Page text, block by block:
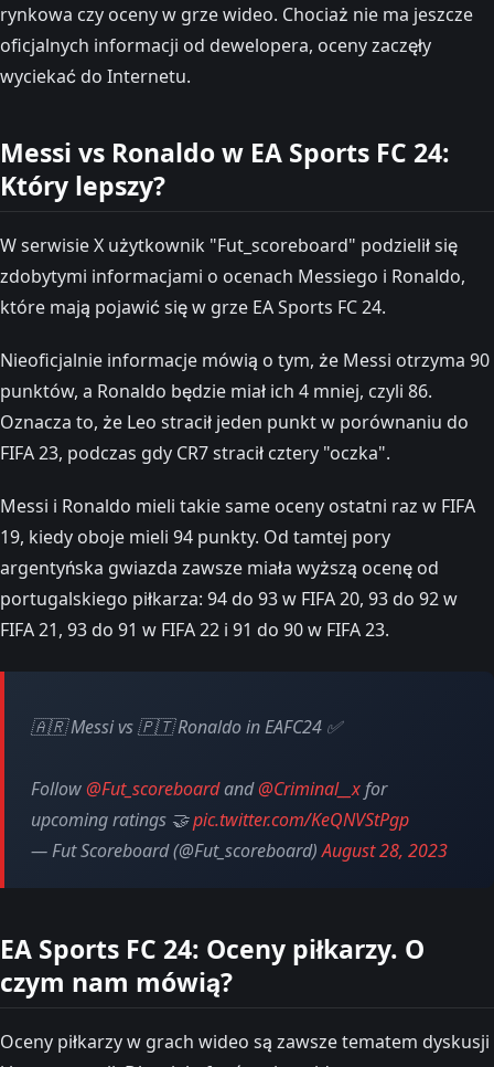
rynkowa czy oceny w grze wideo. Chociaż nie ma jeszcze
oficjalnych informacji od dewelopera, oceny zaczęły
wyciekać do Internetu.
Messi vs Ronaldo w EA Sports FC 24:
Który lepszy?
W serwisie X użytkownik "Fut_scoreboard" podzielił się
zdobytymi informacjami o ocenach Messiego i Ronaldo,
które mają pojawić się w grze EA Sports FC 24.
Nieoficjalnie informacje mówią o tym, że Messi otrzyma 90
punktów, a Ronaldo będzie miał ich 4 mniej, czyli 86.
Oznacza to, że Leo stracił jeden punkt w porównaniu do
FIFA 23, podczas gdy CR7 stracił cztery "oczka".
Messi i Ronaldo mieli takie same oceny ostatni raz w FIFA
19, kiedy oboje mieli 94 punkty. Od tamtej pory
argentyńska gwiazda zawsze miała wyższą ocenę od
portugalskiego piłkarza: 94 do 93 w FIFA 20, 93 do 92 w
FIFA 21, 93 do 91 w FIFA 22 i 91 do 90 w FIFA 23.
🇦🇷 Messi vs 🇵🇹 Ronaldo in EAFC24 ✅
Follow@Fut_scoreboardand@Criminal__xfor
upcoming ratings 🤝pic.twitter.com/KeQNVStPgp
— Fut Scoreboard (@Fut_scoreboard)August 28, 2023
EA Sports FC 24: Oceny piłkarzy. O
czym nam mówią?
Oceny piłkarzy w grach wideo są zawsze tematem dyskusji